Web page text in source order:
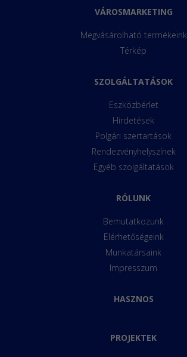
VÁROSMARKETING
Megvásárolható termékeink
Térkép
SZOLGÁLTATÁSOK
Eszközbérlet
Hirdetések
Polgári szertartások
Rendezvényhelyszínek
Egyéb szolgáltatások
RÓLUNK
Bemutatkozunk
Elérhetőségeink
Munkatársaink
Impresszum
HASZNOS
PROJEKTEK